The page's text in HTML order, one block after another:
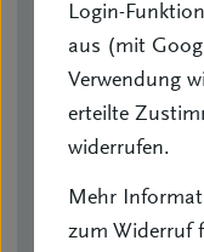
Login-
aus (mit
Verwendung
erteilte
widerrufen.
Mehr
zum Widerruf
Kontakt
Michael
(1.
Tel.: 0621/
bv.rhein-